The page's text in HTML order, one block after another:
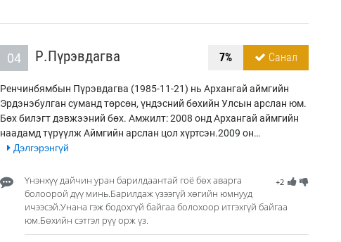
04 Р.Пүрэвдагва 7% Санал
Ренчинбямбын Пүрэвдагва (1985-11-21) нь Архангай аймгийн
Эрдэнэбулган суманд төрсөн, үндэсний бөхийн Улсын арслан юм.
Бөх билэгт дэвжээний бөх. Амжилт: 2008 онд Архангай аймгийн
наадамд түрүүлж Аймгийн арслан цол хүртсэн.2009 он…
Дэлгэрэнгүй
+2
Үнэнхүү дайчин уран барилдаантай гоё бөх аварга
болоорой дүү минь.Барилдаж үзээгүй хөгийн юмнууд
ичээсэй.Унана гэж бодохгүй байгаа болохоор итгэхгүй байгаа
юм.Бөхийн сэтгэл рүү орж үз.